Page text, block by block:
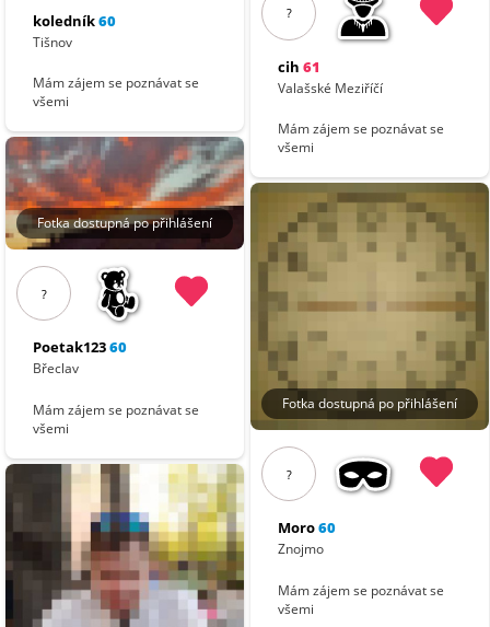
koledník60
Tišnov
Mám zájem se poznávat se
všemi
Fotka dostupná po přihlášení
?
Poetak12360
Břeclav
Mám zájem se poznávat se
všemi
?
cih 61
Valašské Meziříčí
Mám zájem se poznávat se
všemi
Fotka dostupná po přihlášení
?
Moro60
Znojmo
Mám zájem se poznávat se
všemi